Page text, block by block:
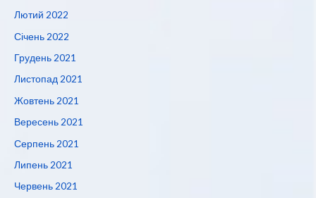
Лютий 2022
Січень 2022
Грудень 2021
Листопад 2021
Жовтень 2021
Вересень 2021
Серпень 2021
Липень 2021
Червень 2021